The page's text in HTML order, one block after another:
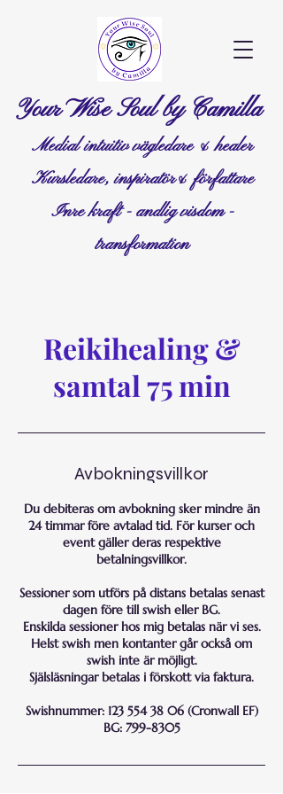
Your Wise Soul by Camilla
Medial intuitiv vägledare & healer
Kursledare, inspiratör& författare
Inre kraft - andlig visdom -
transformation
Reikihealing &
samtal 75 min
Avbokningsvillkor
Du debiteras om avbokning sker mindre än
24 timmar före avtalad tid. För kurser och
event gäller deras respektive
betalningsvillkor.
Sessioner som utförs på distans betalas senast
dagen före till swish eller BG.
Enskilda sessioner hos mig betalas när vi ses.
Helst swish men kontanter går också om
swish inte är möjligt.
Själsläsningar betalas i förskott via faktura.
Swishnummer: 123 554 38 06 (Cronwall EF)
BG: 799-8305